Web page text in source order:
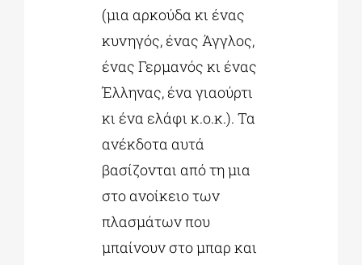
(μια αρκούδα κι ένας
κυνηγός, ένας Άγγλος,
ένας Γερμανός κι ένας
Έλληνας, ένα γιαούρτι
κι ένα ελάφι κ.ο.κ.). Τα
ανέκδοτα αυτά
βασίζονται από τη μια
στο ανοίκειο των
πλασμάτων που
μπαίνουν στο μπαρ και